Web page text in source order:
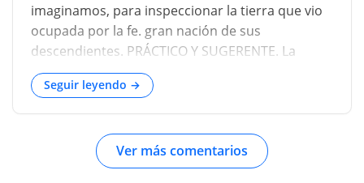
imaginamos, para inspeccionar la tierra que vio
ocupada por la fe. gran nación de sus
descendientes. PRÁCTICO Y SUGERENTE. La
obediencia pronta, incuestionable e
incondicional a Dios es el fruto de la fe. Ningún
hombre que se entretiene con la palabra del
Señor, pospone la obediencia o trata de
modificar sus ordenanzas, puede pretender
serlo. creyente. La fe justifica, pero la fe que
Seguir leyendo →
Ver más comentarios